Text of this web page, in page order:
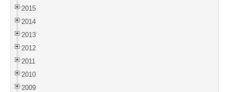
2015
2014
2013
2012
2011
2010
2009